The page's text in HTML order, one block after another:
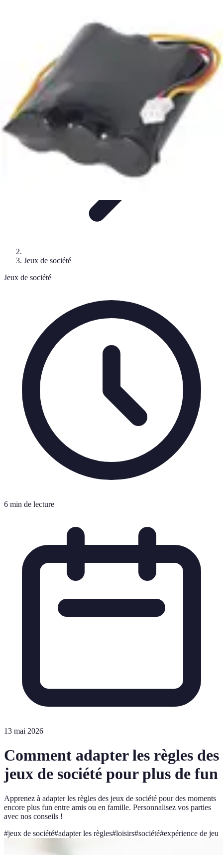
Règles et Jeux
Jeux de société
Jeux de société
6 min de lecture
13 mai 2026
Comment adapter les règles des
jeux de société pour plus de fun
Apprenez à adapter les règles des jeux de société pour des moments
encore plus fun entre amis ou en famille. Personnalisez vos parties
avec nos conseils !
#jeux de société#adapter les règles#loisirs#société#expérience de jeu